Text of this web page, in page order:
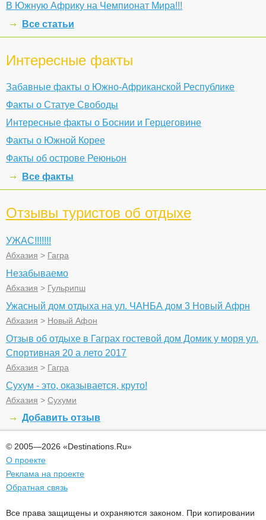
В Южную Африку на Чемпионат Мира!!!
Все статьи
Интересные факты
Забавные факты о Южно-Африканской Республике
Факты о Статуе Свободы
Интересные факты о Боснии и Герцеговине
Факты о Южной Корее
Факты об острове Реюньон
Все факты
Отзывы туристов об отдыхе
УЖАС!!!!!!!
Абхазия > Гагра
Незабываемо
Абхазия > Гульрипш
Ужасный дом отдыха на ул. ЧАНБА дом 3 Новый Афрн
Абхазия > Новый Афон
Отзыв об отдыхе в Гаграх гостевой дом Домик у моря ул.
Спортивная 20 а лето 2017
Абхазия > Гагра
Сухум - это, оказывается, круто!
Абхазия > Сухуми
Добавить отзыв
© 2005—2026 «Destinations.Ru»
О проекте
Реклама на проекте
Обратная связь
Все права защищены и охраняются законом. При копировании